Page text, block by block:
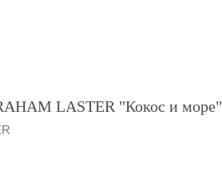
LASTER "Кокос и море"